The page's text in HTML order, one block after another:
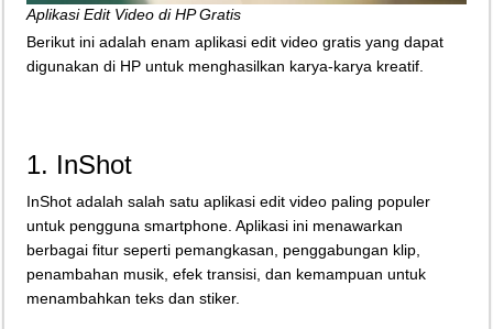
Aplikasi Edit Video di HP Gratis
Berikut ini adalah enam aplikasi edit video gratis yang dapat
digunakan di HP untuk menghasilkan karya-karya kreatif.
1. InShot
InShot adalah salah satu aplikasi edit video paling populer
untuk pengguna smartphone. Aplikasi ini menawarkan
berbagai fitur seperti pemangkasan, penggabungan klip,
penambahan musik, efek transisi, dan kemampuan untuk
menambahkan teks dan stiker.